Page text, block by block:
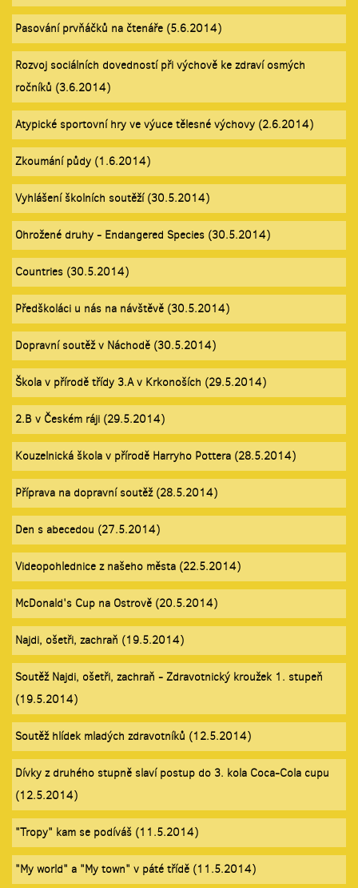
Pasování prvňáčků na čtenáře (5.6.2014)
Rozvoj sociálních dovedností při výchově ke zdraví osmých
ročníků (3.6.2014)
Atypické sportovní hry ve výuce tělesné výchovy (2.6.2014)
Zkoumání půdy (1.6.2014)
Vyhlášení školních soutěží (30.5.2014)
Ohrožené druhy - Endangered Species (30.5.2014)
Countries (30.5.2014)
Předškoláci u nás na návštěvě (30.5.2014)
Dopravní soutěž v Náchodě (30.5.2014)
Škola v přírodě třídy 3.A v Krkonoších (29.5.2014)
2.B v Českém ráji (29.5.2014)
Kouzelnická škola v přírodě Harryho Pottera (28.5.2014)
Příprava na dopravní soutěž (28.5.2014)
Den s abecedou (27.5.2014)
Videopohlednice z našeho města (22.5.2014)
McDonald's Cup na Ostrově (20.5.2014)
Najdi, ošetři, zachraň (19.5.2014)
Soutěž Najdi, ošetři, zachraň - Zdravotnický kroužek 1. stupeň
(19.5.2014)
Soutěž hlídek mladých zdravotníků (12.5.2014)
Dívky z druhého stupně slaví postup do 3. kola Coca-Cola cupu
(12.5.2014)
"Tropy" kam se podíváš (11.5.2014)
"My world" a "My town" v páté třídě (11.5.2014)